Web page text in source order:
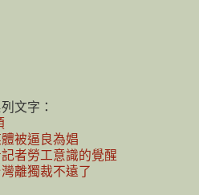
文字：
被逼良為娼
者勞工意識的覺醒
離獨裁不遠了